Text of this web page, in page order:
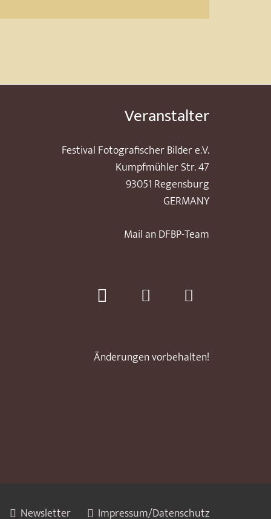
Veranstalter
Festival Fotografischer Bilder e.V.
Kumpfmühler Str. 47
93051 Regensburg
GERMANY
Mail an DFBP-Team
Änderungen vorbehalten!
Newsletter Impressum/Datenschutz